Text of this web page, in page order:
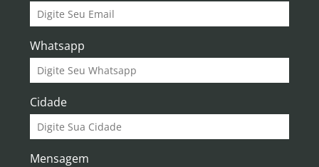
Whatsapp
Cidade
Mensagem